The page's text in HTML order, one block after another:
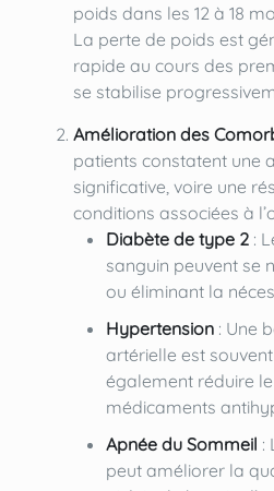
poids dans les 12 à 18
La perte de poids est
rapide au cours des
se stabilise
Amélioration des
patients constatent une
significative, voire une
conditions associées à
Diabète de type 2:
sanguin peuvent se
ou éliminant la
Hypertension: Une
artérielle est
également réduire
médicaments
Apnée du Sommeil :
peut améliorer la